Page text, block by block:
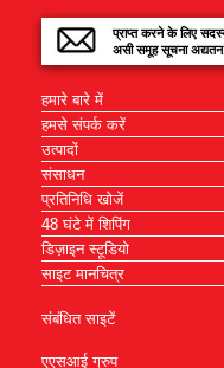
प्राप्त करने के लिए
असी समूह सूचना
हमारे बारे में
हमसे संपर्क करें
उत्पादों
संसाधन
प्रतिनिधि खोजें
48 घंटे में शिपिंग
डिज़ाइन स्टूडियो
साइट मानचित्र
संबंधित साइटें
एएसआई ग्रुप